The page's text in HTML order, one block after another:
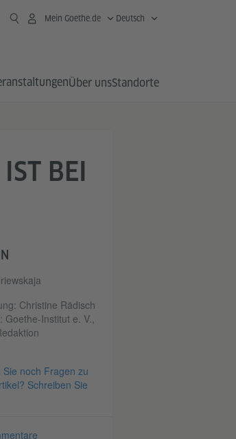
Mein Goethe.de Deutsch
Über unsStandorte
BEI
Christine Rädisch
Goethe-Institut e. V.,
Sie noch Fragen zu
Schreiben Sie